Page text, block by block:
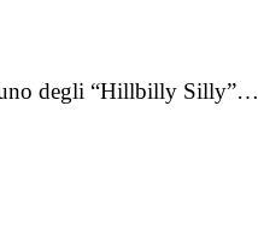
degli “Hillbilly Silly”…